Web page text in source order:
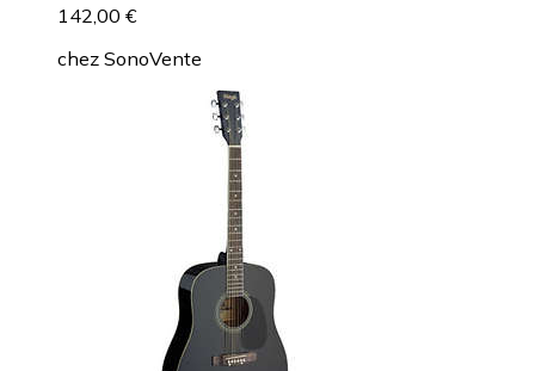
142,00 €
chez SonoVente